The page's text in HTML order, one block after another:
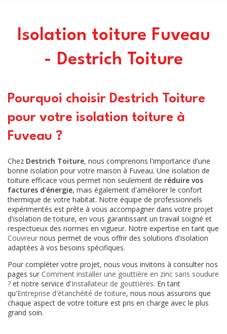
Isolation toiture Fuveau
- Destrich Toiture
Pourquoi choisir Destrich Toiture
pour votre isolation toiture à
Fuveau ?
Chez Destrich Toiture, nous comprenons l'importance d'une
bonne isolation pour votre maison à Fuveau. Une isolation de
toiture efficace vous permet non seulement de réduire vos
factures d'énergie, mais également d'améliorer le confort
thermique de votre habitat. Notre équipe de professionnels
expérimentés est prête à vous accompagner dans votre projet
d'isolation de toiture, en vous garantissant un travail soigné et
respectueux des normes en vigueur. Notre expertise en tant que
Couvreur nous permet de vous offrir des solutions d'isolation
adaptées à vos besoins spécifiques.
Pour compléter votre projet, nous vous invitons à consulter nos
pages sur Comment installer une gouttière en zinc sans soudure
? et notre service d'Installateur de gouttières. En tant
qu'Entreprise d'étanchéité de toiture, nous nous assurons que
chaque aspect de votre toiture est pris en charge avec le plus
grand soin.